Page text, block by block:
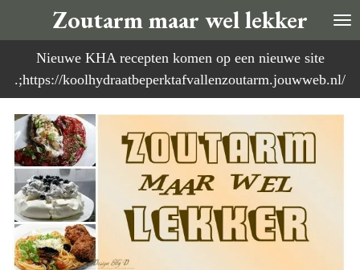
direct
naar
de
Zoutarm maar wel lekker
Nieuwe KHA recepten komen op een nieuwe site
.;https://koolhydraatbeperktafvallenzoutarm.jouwweb.nl/